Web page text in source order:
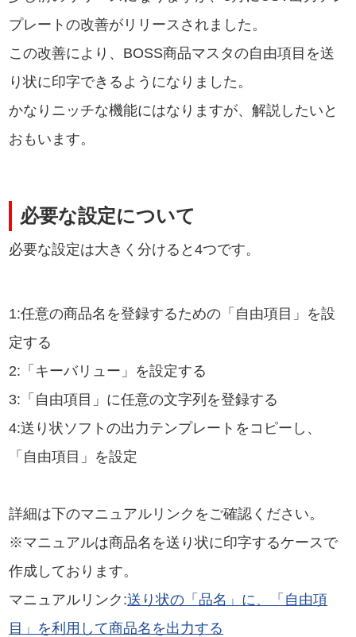
プレートの改善がリリースされました。
この改善により、BOSS商品マスタの自由項目を送
り状に印字できるようになりました。
かなりニッチな機能にはなりますが、解説したいと
おもいます。
必要な設定について
必要な設定は大きく分けると4つです。
1:任意の商品名を登録するための「自由項目」を設
定する
2:「キーバリュー」を設定する
3:「自由項目」に任意の文字列を登録する
4:送り状ソフトの出力テンプレートをコピーし、
「自由項目」を設定
詳細は下のマニュアルリンクをご確認ください。
※マニュアルは商品名を送り状に印字するケースで
作成しております。
マニュアルリンク:送り状の「品名」に、「自由項
目」を利用して商品名を出力する